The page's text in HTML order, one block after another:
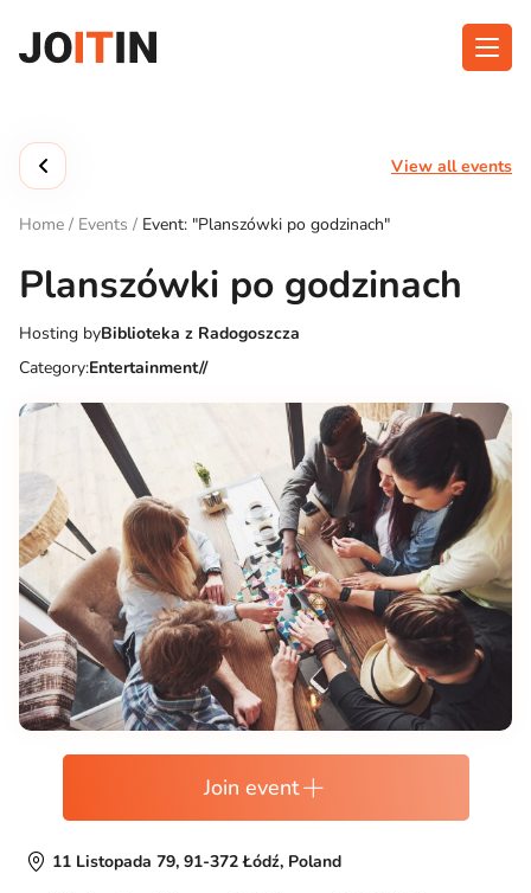
content
Get the App:
View all events
Home / Events / Event: "Planszówki po godzinach"
Planszówki po godzinach
Hosting byBiblioteka z Radogoszcza
Category:Entertainment//
Join event
11 Listopada 79, 91-372 Łódź, Poland